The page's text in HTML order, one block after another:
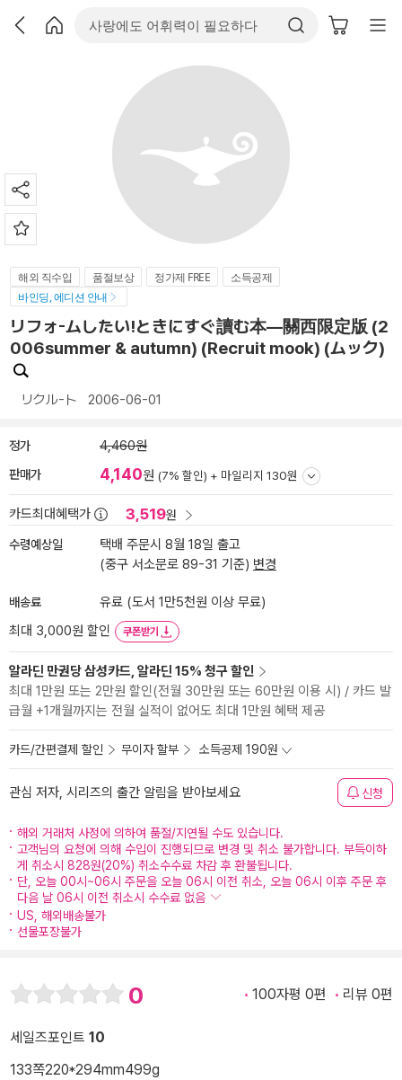
해외 직수입 품절보상 정가제 FREE
소득공제
바인딩, 에디션 안내
リフォ-ムしたい!ときにすぐ讀む本―關西限定版 (2
006summer & autumn) (Recruit mook) (ムック)
リクル-ト 2006-06-01
정가 4,460원
판매가 4,140원 (7% 할인) + 마일리지 130원
카드최대혜택가 3,519원
수령예상일
택배 주문시 8월 18일 출고
(중구 서소문로 89-31 기준) 변경
배송료
유료 (도서 1만5천원 이상 무료)
최대 3,000원 할인
쿠폰받기
알라딘 만권당 삼성카드, 알라딘 15% 청구 할인
최대 1만원 또는 2만원 할인(전월 30만원 또는 60만원 이용 시) / 카드 발
급월 +1개월까지는 전월 실적이 없어도 최대 1만원 혜택 제공
카드/간편결제 할인 무이자 할부 소득공제 190원
관심 저자, 시리즈의 출간 알림을 받아보세요 신청
해외 거래처 사정에 의하여 품절/지연될 수도 있습니다.
고객님의 요청에 의해 수입이 진행되므로 변경 및 취소 불가합니다. 부득이하
게 취소시 828원(20%) 취소수수료 차감 후 환불됩니다.
단, 오늘 00시~06시 주문을 오늘 06시 이전 취소, 오늘 06시 이후 주문 후
다음 날 06시 이전 취소시 수수료 없음
US, 해외배송불가
선물포장불가
0 100자평 0편 리뷰 0편
세일즈포인트 10
133쪽220*294mm499g